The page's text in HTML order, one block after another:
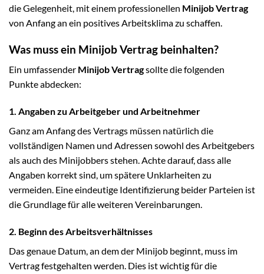
die Gelegenheit, mit einem professionellen Minijob Vertrag
von Anfang an ein positives Arbeitsklima zu schaffen.
Was muss ein Minijob Vertrag beinhalten?
Ein umfassender Minijob Vertragsollte die folgenden
Punkte abdecken:
1. Angaben zu Arbeitgeber und Arbeitnehmer
Ganz am Anfang des Vertrags müssen natürlich die
vollständigen Namen und Adressen sowohl des Arbeitgebers
als auch des Minijobbers stehen. Achte darauf, dass alle
Angaben korrekt sind, um spätere Unklarheiten zu
vermeiden. Eine eindeutige Identifizierung beider Parteien ist
die Grundlage für alle weiteren Vereinbarungen.
2. Beginn des Arbeitsverhältnisses
Das genaue Datum, an dem der Minijob beginnt, muss im
Vertrag festgehalten werden. Dies ist wichtig für die